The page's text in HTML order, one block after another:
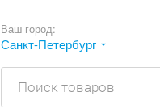
Ваш город:
Санкт-Петербург